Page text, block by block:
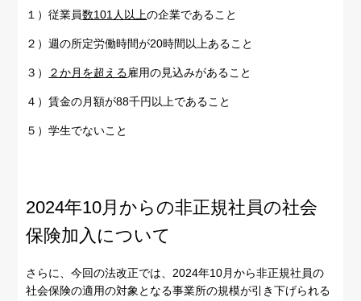
１）従業員数101人以上の企業であること
２）週の所定労働時間が20時間以上あること
３） ２か月を超える雇用の見込みがあること
４）賃金の月額が88千円以上であること
５）学生でないこと
2024年10月からの非正規社員の社会
保険加入について
さらに、今回の法改正では、2024年10月から非正規社員の
社会保険の適用の対象となる事業所の規模が引き下げられる